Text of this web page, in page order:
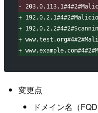
-
+
+
+
+
変更点
ドメイン名（